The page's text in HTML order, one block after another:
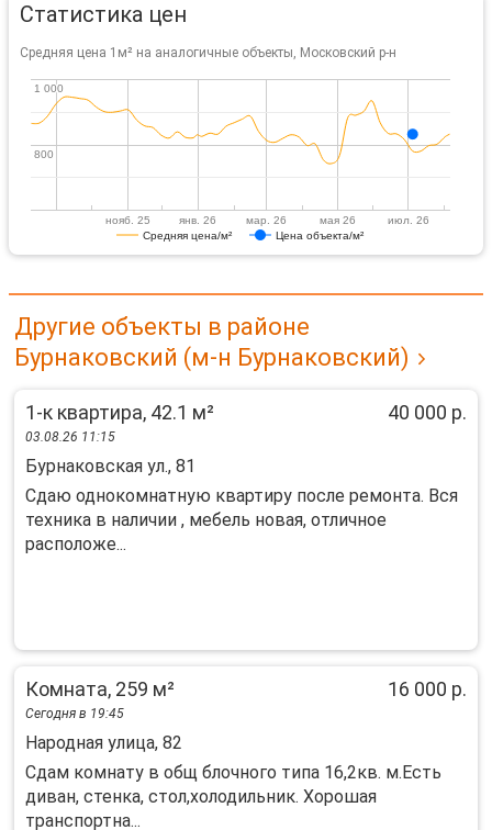
Статистика цен
Средняя цена 1м² на аналогичные объекты, Московский р-н
Средняя цена/м² Цена объекта/м²
нояб. 25 янв. 26 мар. 26 мая 26 июл. 26
800
800
1 000
1 000
Другие объекты в районе
Бурнаковский (м-н Бурнаковский)
1-к квартира, 42.1 м² 40 000 р.
03.08.26 11:15
Бурнаковская ул., 81
Сдаю однокомнатную квартиру после ремонта. Вся
техника в наличии , мебель новая, отличное
расположе...
Комната, 259 м² 16 000 р.
Сегодня в 19:45
Народная улица, 82
Сдам комнату в общ блочного типа 16,2кв. м.Есть
диван, стенка, стол,холодильник. Хорошая
транспортна...